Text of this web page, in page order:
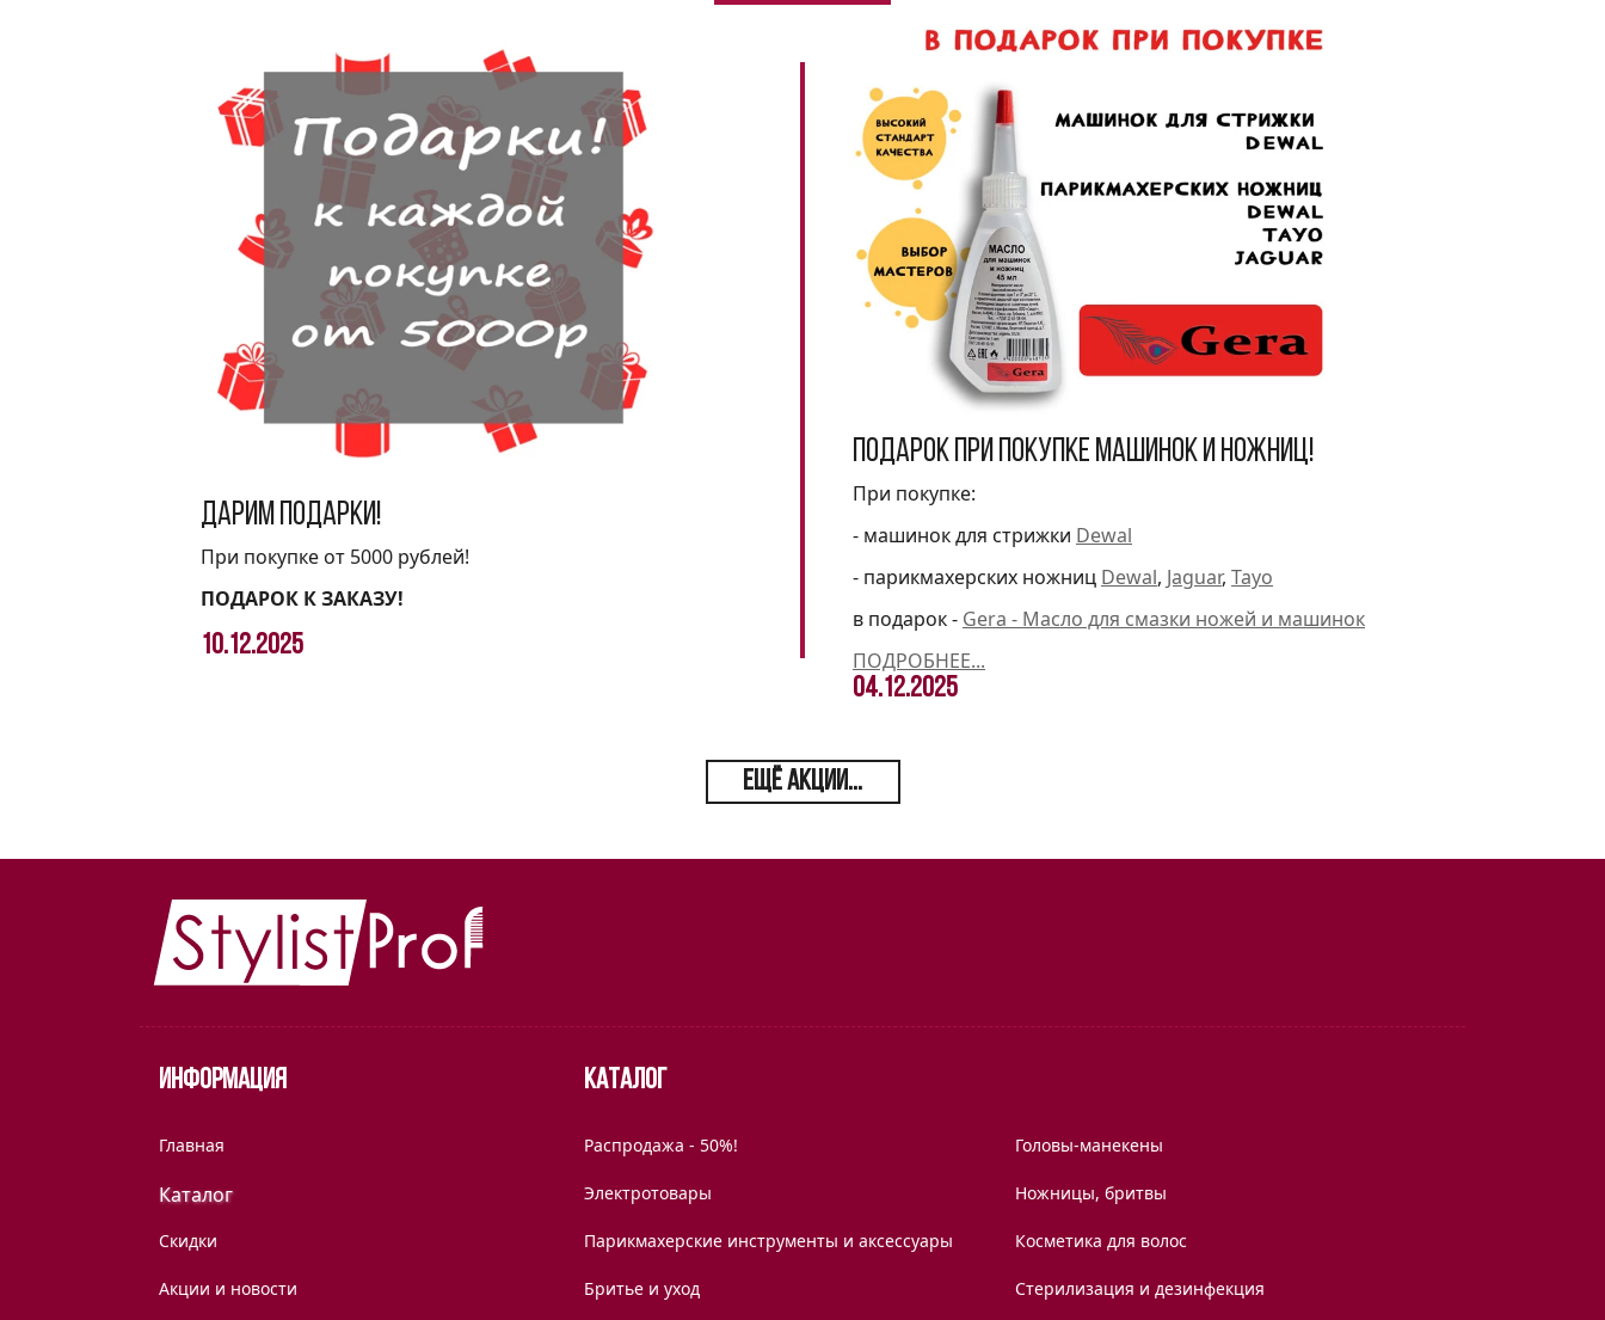
Дарим подарки!
При покупке от 5000 рублей!
ПОДАРОК К ЗАКАЗУ!
10.12.2025
Подарок при покупке машинок и ножниц!
При покупке:
- машинок для стрижки Dewal
- парикмахерских ножниц Dewal, Jaguar, Tayo
в подарок - Gera - Масло для смазки ножей и машинок
ПОДРОБНЕЕ...
04.12.2025
ЕЩЁ АКЦИИ...
Информация Каталог
Главная
Каталог
Скидки
Акции и новости
Распродажа - 50%! Головы-манекены
Электротовары Ножницы, бритвы
Парикмахерские инструменты и аксессуары Косметика для волос
Бритье и уход Стерилизация и дезинфекция